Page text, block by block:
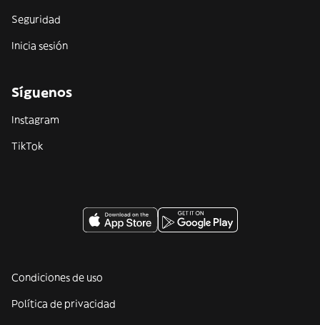
Seguridad
Inicia sesión
Síguenos
Instagram
TikTok
Condiciones de uso
Política de privacidad